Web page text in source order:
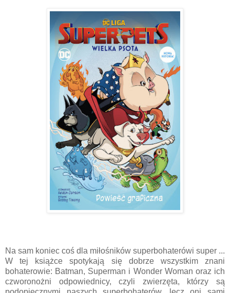
Na sam koniec coś dla miłośników superbohaterówi super ...
W tej książce spotykają się dobrze wszystkim znani
bohaterowie: Batman, Superman i Wonder Woman oraz ich
czworonożni odpowiednicy, czyli zwierzęta, którzy są